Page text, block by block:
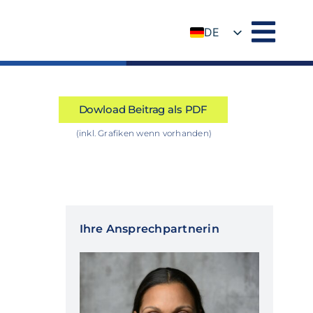
DE
Dowload Beitrag als PDF
(inkl. Grafiken wenn vorhanden)
Ihre Ansprechpartnerin